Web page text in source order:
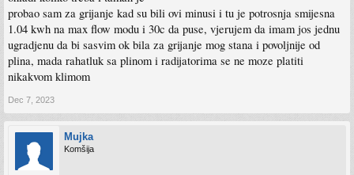
probao sam za grijanje kad su bili ovi minusi i tu je potrosnja smijesna
1.04 kwh na max flow modu i 30c da puse, vjerujem da imam jos jednu
ugradjenu da bi sasvim ok bila za grijanje mog stana i povoljnije od
plina, mada rahatluk sa plinom i radijatorima se ne moze platiti
nikakvom klimom
Dec 7, 2023
Mujka
Komšija